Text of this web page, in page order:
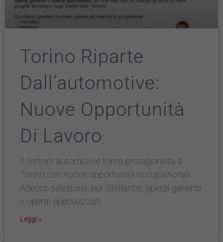
Torino Riparte
Dall’automotive:
Nuove Opportunità
Di Lavoro
Il settore automotive torna protagonista a
Torino con nuove opportunità occupazionali.
Adecco seleziona, per Stellantis, operai generici
e operai specializzati
Leggi »